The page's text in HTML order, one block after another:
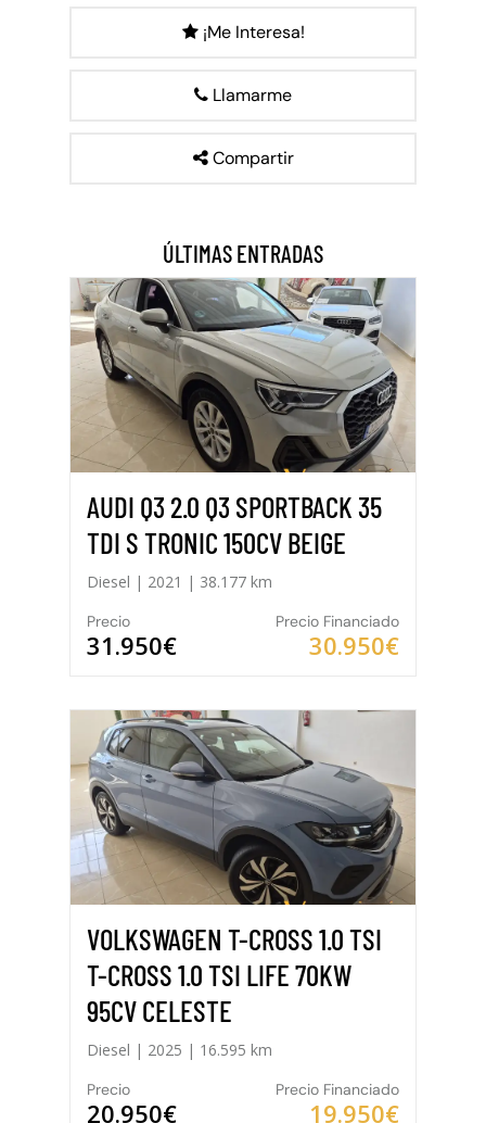
¡Me Interesa!
Llamarme
Compartir
ÚLTIMAS ENTRADAS
AUDI Q3 2.0 Q3 SPORTBACK 35
TDI S TRONIC 150CV BEIGE
Diesel | 2021 | 38.177 km
Precio
31.950€
Precio Financiado
30.950€
VOLKSWAGEN T-CROSS 1.0 TSI
T-CROSS 1.0 TSI LIFE 70KW
95CV CELESTE
Diesel | 2025 | 16.595 km
Precio
20.950€
Precio Financiado
19.950€